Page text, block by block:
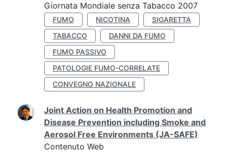
Giornata Mondiale senza Tabacco 2007
FUMO NICOTINA
SIGARETTA
TABACCO
DANNI DA FUMO
FUMO PASSIVO
PATOLOGIE FUMO-CORRELATE
CONVEGNO NAZIONALE
Joint Action on Health Promotion and
Disease Prevention including Smoke and
Aerosol Free Environments (JA-SAFE)
Contenuto Web